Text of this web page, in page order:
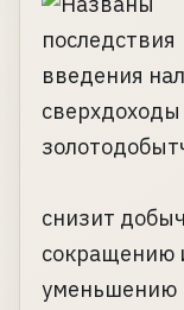
снизит
сокращению
уменьшению